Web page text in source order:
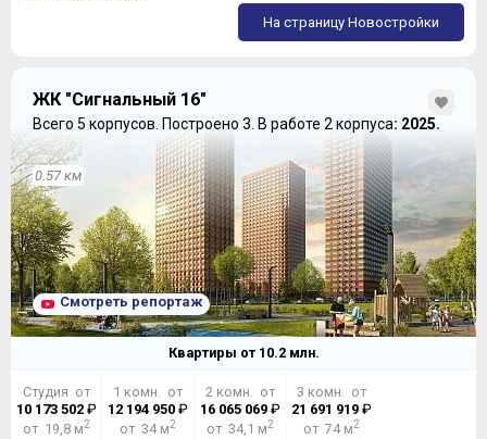
На страницу Новостройки
ЖК "Сигнальный 16"
Всего 5 корпусов. Построено 3. В работе 2 корпуса: 2025.
0.57 км
Смотреть репортаж
Квартиры от 10.2млн.
Студия от
10 173 502₽
от 19,8 м2
1 комн. от
12 194 950 ₽
от 34 м2
2 комн. от
16 065 069₽
от 34,1 м2
3 комн. от
21 691 919 ₽
от 74 м2